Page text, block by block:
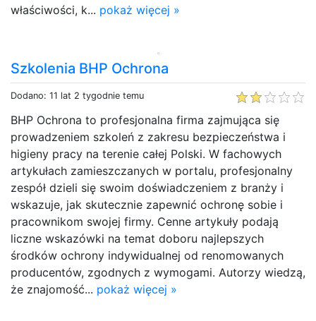
właściwości, k... pokaż więcej »
Szkolenia BHP Ochrona
Dodano: 11 lat 2 tygodnie temu
BHP Ochrona to profesjonalna firma zajmująca się
prowadzeniem szkoleń z zakresu bezpieczeństwa i
higieny pracy na terenie całej Polski. W fachowych
artykułach zamieszczanych w portalu, profesjonalny
zespół dzieli się swoim doświadczeniem z branży i
wskazuje, jak skutecznie zapewnić ochronę sobie i
pracownikom swojej firmy. Cenne artykuły podają
liczne wskazówki na temat doboru najlepszych
środków ochrony indywidualnej od renomowanych
producentów, zgodnych z wymogami. Autorzy wiedzą,
że znajomość... pokaż więcej »